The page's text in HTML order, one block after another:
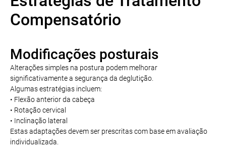
Compensatório
Modificações posturais
Alterações simples na postura podem melhorar
significativamente a segurança da deglutição.
Algumas estratégias incluem:
• Flexão anterior da cabeça
• Rotação cervical
• Inclinação lateral
Estas adaptações devem ser prescritas com base em avaliação
individualizada.